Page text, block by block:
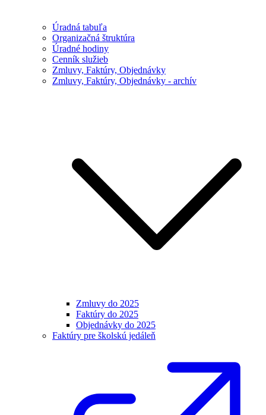
Úradná tabuľa
Organizačná štruktúra
Úradné hodiny
Cenník služieb
Zmluvy, Faktúry, Objednávky
Zmluvy, Faktúry, Objednávky - archív
Zmluvy do 2025
Faktúry do 2025
Objednávky do 2025
Faktúry pre školskú jedáleň